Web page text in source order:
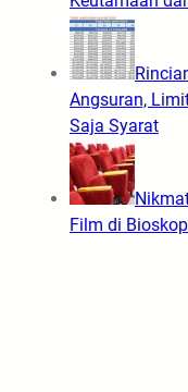
Angsuran,
Saja Syarat
Film di